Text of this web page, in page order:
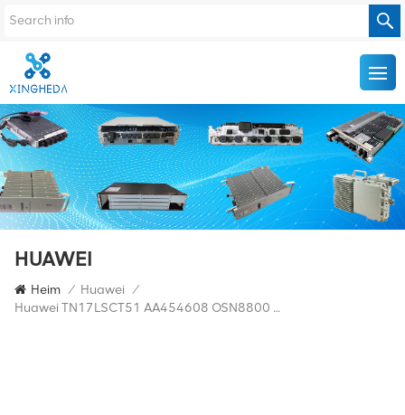
HUAWEI
Heim / Huawei /
Huawei TN17LSCT51 AA454608 OSN8800 Wellenlängenkonvertierungsplatine